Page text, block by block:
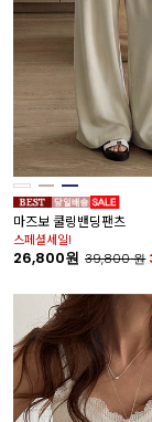
마즈보 쿨링밴딩팬츠
스페셜세일!
26,800원 39,800원